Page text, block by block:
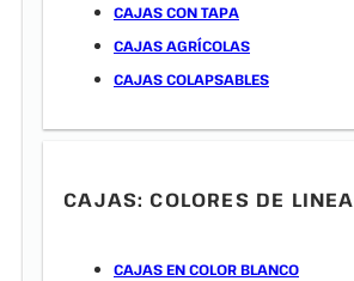
CAJAS CON TAPA
CAJAS AGRÍCOLAS
CAJAS COLAPSABLES
CAJAS: COLORES DE LINEA
CAJAS EN COLOR BLANCO